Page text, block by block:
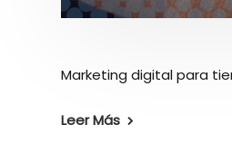
Marketing digital para
Leer Más